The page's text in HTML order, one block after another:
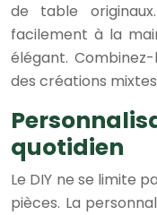
de table
facilement à la
élégant.
des créations
quotidien
Le DIY ne se limite
pièces. La